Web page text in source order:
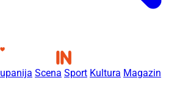
Scena Sport Kultura Magazin